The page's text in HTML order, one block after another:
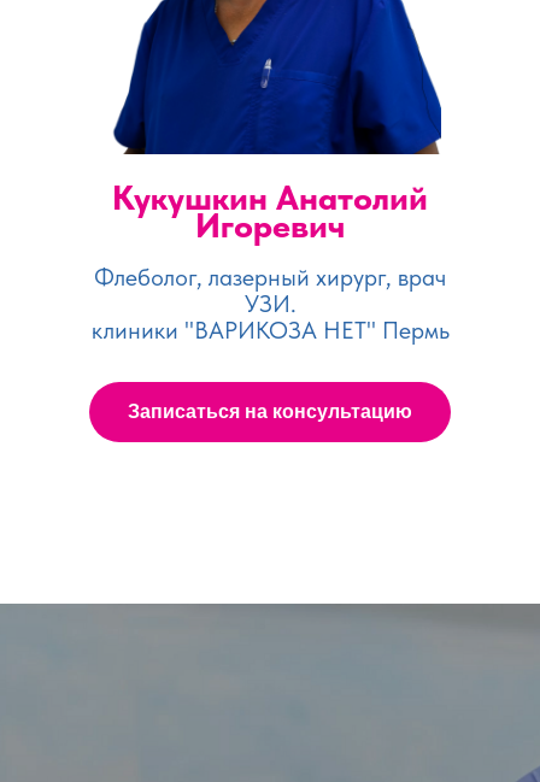
Записаться на консультацию
Флеболог, лазерный хирург, врач
УЗИ.
клиники "ВАРИКОЗА НЕТ" Пермь
Кукушкин Анатолий
Игоревич